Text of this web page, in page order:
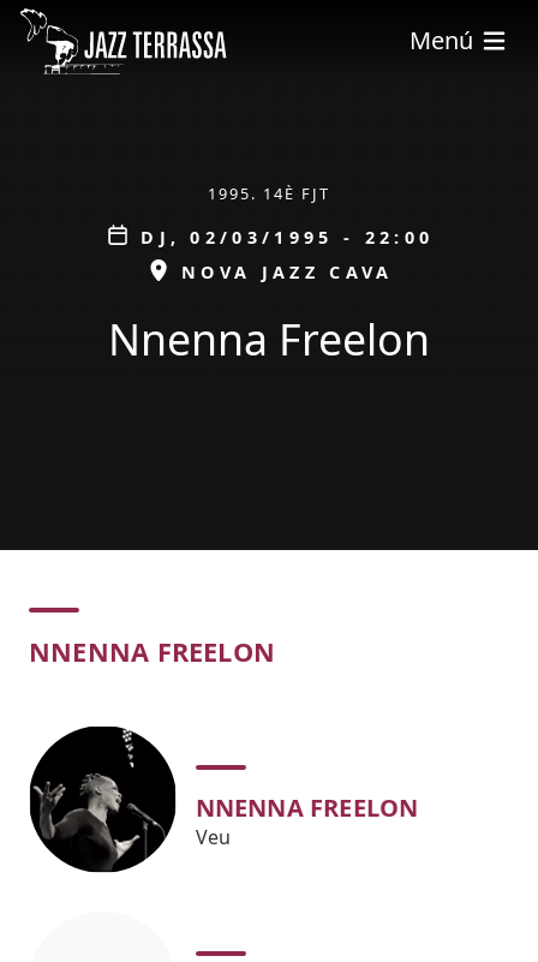
Vés al contingut
Menú
1995. 14È FJT
Data
DJ, 02/03/1995 - 22:00
ESPAI
NOVA JAZZ CAVA
Nnenna Freelon
Concert
NNENNA FREELON
NNENNA FREELON
Veu